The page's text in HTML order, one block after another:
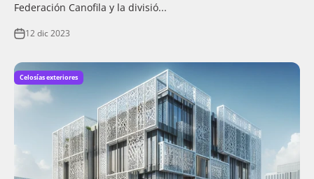
Federación Canofila y la divisió...
12 dic 2023
Celosías exteriores